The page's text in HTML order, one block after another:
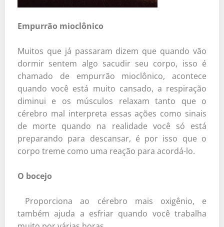
Empurrão mioclônico
Muitos que já passaram dizem que quando vão
dormir sentem algo sacudir seu corpo, isso é
chamado de empurrão mioclônico, acontece
quando você está muito cansado, a respiração
diminui e os músculos relaxam tanto que o
cérebro mal interpreta essas ações como sinais
de morte quando na realidade você só está
preparando para descansar, é por isso que o
corpo treme como uma reação para acordá-lo.
O bocejo
Proporciona ao cérebro mais oxigênio, e
também ajuda a esfriar quando você trabalha